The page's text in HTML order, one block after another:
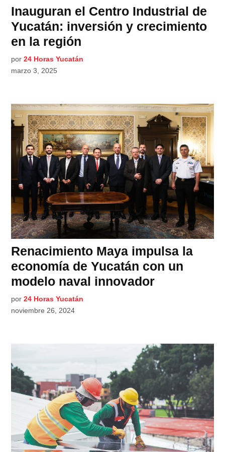
Inauguran el Centro Industrial de
Yucatán: inversión y crecimiento
en la región
por 24 Horas Yucatán
marzo 3, 2025
Renacimiento Maya impulsa la
economía de Yucatán con un
modelo naval innovador
por 24 Horas Yucatán
noviembre 26, 2024